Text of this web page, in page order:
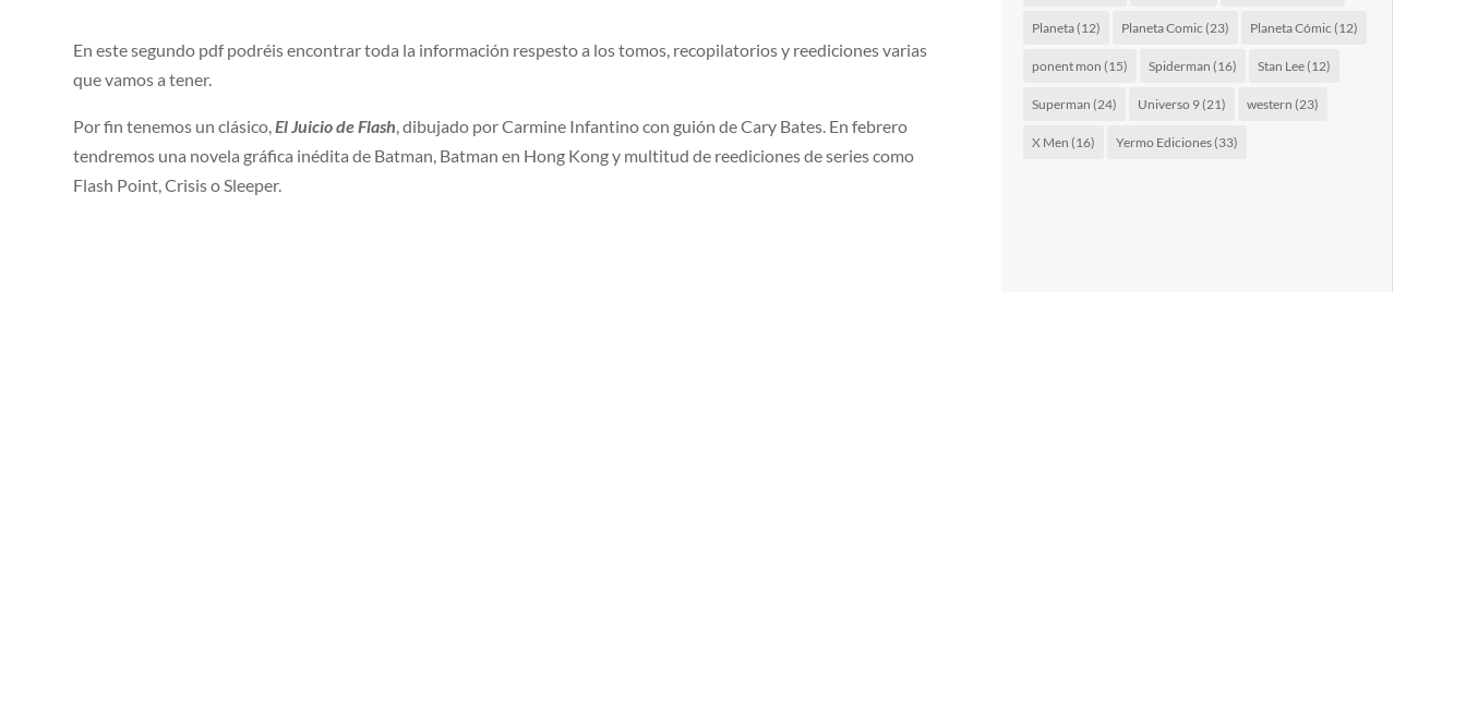
En este segundo pdf podréis encontrar toda la información respesto a los tomos, recopilatorios y reediciones varias
que vamos a tener.
Por fin tenemos un clásico,El Juicio de Flash, dibujado por Carmine Infantino con guión de Cary Bates. En febrero
tendremos una novela gráfica inédita de Batman, Batman en Hong Kong y multitud de reediciones de series como
Flash Point, Crisis o Sleeper.
Planeta(12) Planeta Comic (23) Planeta Cómic (12)
ponent mon (15) Spiderman (16) Stan Lee(12)
Superman (24) Universo 9(21) western (23)
X Men (16) Yermo Ediciones(33)